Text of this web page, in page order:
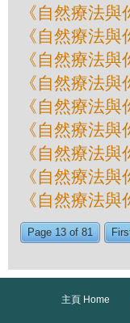
《自然療法
《自然療法
《自然療法
《自然療法
《自然療法
《自然療法
《自然療法
《自然療法
《自然療法
Page 13 of 81
主頁 Home